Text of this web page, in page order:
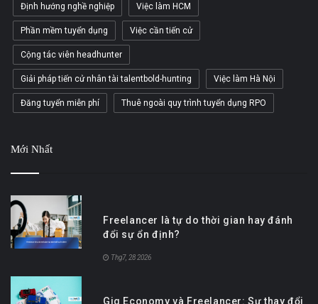
Định hướng nghề nghiệp Việc làm HCM
Phần mềm tuyển dụng Việc cần tiến cử
Cộng tác viên headhunter
Giải pháp tiến cử nhân tài talentbold-hunting Việc làm Hà Nội
Đăng tuyển miễn phí Thuê ngoài quy trình tuyển dụng RPO
Mới Nhất
Freelancer là tự do thời gian hay đánh
đổi sự ổn định?
Thg7, 28 2026
Gig Economy và Freelancer: Sự thay đổi